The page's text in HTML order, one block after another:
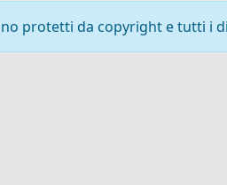
protetti da copyright e tutti i